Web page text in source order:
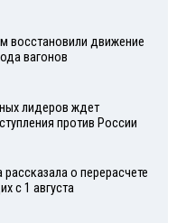
восстановили движение
вагонов
лидеров ждет
против России
о перерасчете
с 1 августа